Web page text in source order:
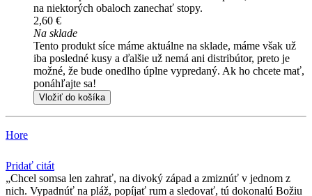
na niektorých obaloch zanechať stopy.
2,60 €
Na sklade
Tento produkt síce máme aktuálne na sklade, máme však už
iba posledné kusy a ďalšie už nemá ani distribútor, preto je
možné, že bude onedlho úplne vypredaný. Ak ho chcete mať,
ponáhľajte sa!
Vložiť do košíka
Hore
Pridať citát
Chcel somsa len zahrať, na divoký západ a zmiznúť v jednom z
nich. Vypadnúť na pláž, popíjať rum a sledovať, tú dokonalú Božiu